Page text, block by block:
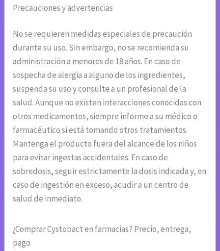
Precauciones y advertencias
No se requieren medidas especiales de precaución
durante su uso. Sin embargo, no se recomienda su
administración a menores de 18 años. En caso de
sospecha de alergia a alguno de los ingredientes,
suspenda su uso y consulte a un profesional de la
salud. Aunque no existen interacciones conocidas con
otros medicamentos, siempre informe a su médico o
farmacéutico si está tomando otros tratamientos.
Mantenga el producto fuera del alcance de los niños
para evitar ingestas accidentales. En caso de
sobredosis, seguir estrictamente la dosis indicada y, en
caso de ingestión en exceso, acudir a un centro de
salud de inmediato.
¿Comprar Cystobact en farmacias? Precio, entrega,
pago